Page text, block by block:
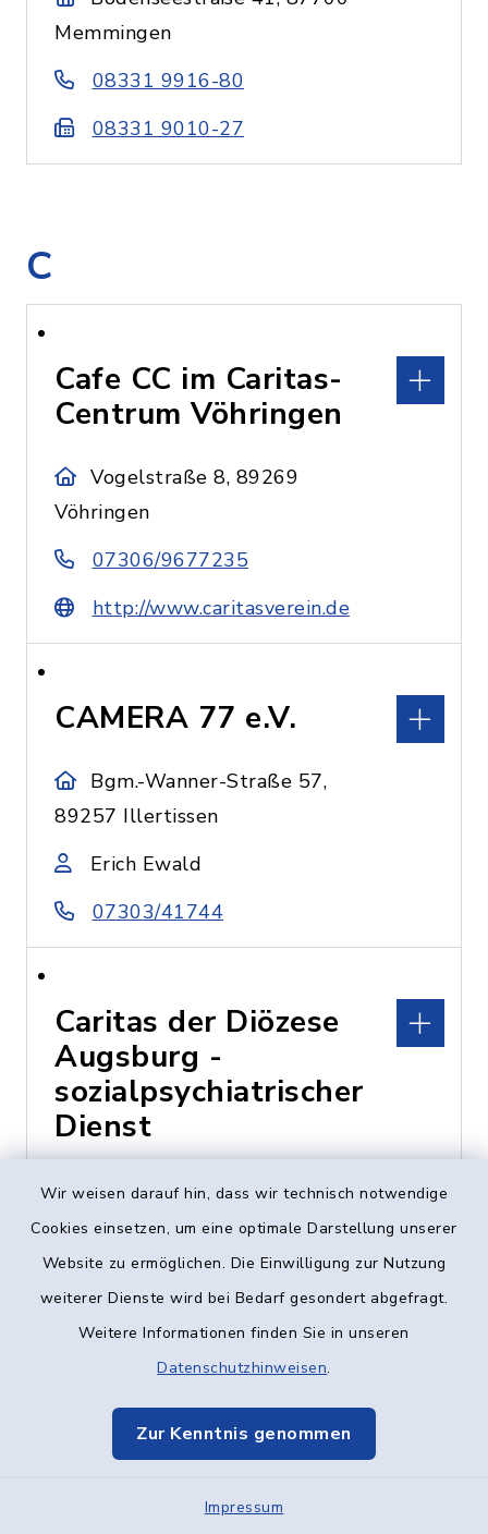
Wir weisen darauf hin, dass wir technisch notwendige
Cookies einsetzen, um eine optimale Darstellung unserer
Website zu ermöglichen. Die Einwilligung zur Nutzung
weiterer Dienste wird bei Bedarf gesondert abgefragt.
Weitere Informationen finden Sie in unseren
Datenschutzhinweisen.
Zur Kenntnis genommen
Impressum
Memmingen
08331 9916-80
08331 9010-27
C
Cafe CC im Caritas-
Centrum Vöhringen
Vogelstraße 8, 89269
Vöhringen
07306/9677235
http://www.caritasverein.de
CAMERA 77 e.V.
Bgm.-Wanner-Straße 57,
89257 Illertissen
Erich Ewald
07303/41744
Caritas der Diözese
Augsburg -
sozialpsychiatrischer
Dienst
Heinz-Rühmann-Str. 7,
89231 Neu-Ulm
0731 - 73424
Caritas-Centrum
Vöhringen
Vogelstraße 8, 89269